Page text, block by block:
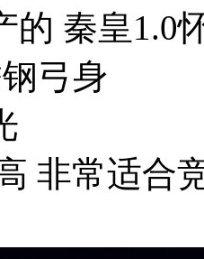
的 秦皇1.0
弓身
非常适合